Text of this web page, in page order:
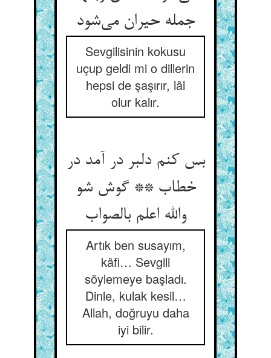
جمله حیران می‌شود
Sevgilisinin kokusu
uçup geldi mi o dillerin
hepsi de şaşırır, lâl
olur kalır.
بس کنم دلبر در آمد در
خطاب ** گوش شو
والله اعلم بالصواب
Artık ben susayım,
kâfi… Sevgili
söylemeye başladı.
Dinle, kulak kesil…
Allah, doğruyu daha
iyi bilir.